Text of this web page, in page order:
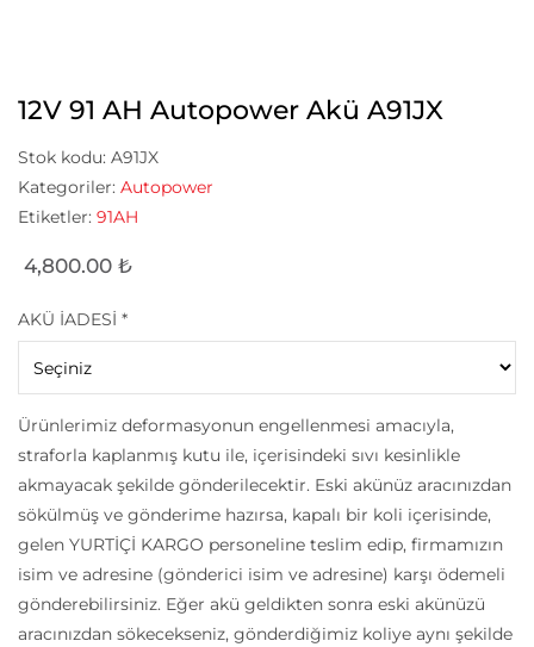
12V 91 AH Autopower Akü A91JX
Stok kodu: A91JX
Kategoriler: Autopower
Etiketler: 91AH
4,800.00 ₺
AKÜ İADESİ *
Ürünlerimiz deformasyonun engellenmesi amacıyla,
straforla kaplanmış kutu ile, içerisindeki sıvı kesinlikle
akmayacak şekilde gönderilecektir. Eski akünüz aracınızdan
sökülmüş ve gönderime hazırsa, kapalı bir koli içerisinde,
gelen YURTİÇİ KARGO personeline teslim edip, firmamızın
isim ve adresine (gönderici isim ve adresine) karşı ödemeli
gönderebilirsiniz. Eğer akü geldikten sonra eski akünüzü
aracınızdan sökecekseniz, gönderdiğimiz koliye aynı şekilde